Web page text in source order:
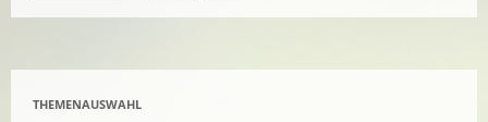
THEMENAUSWAHL